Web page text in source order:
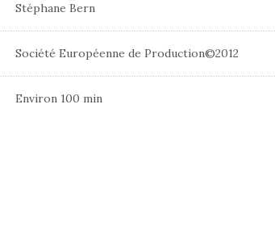
Stéphane Bern
Société Européenne de Production©2012
Environ 100 min